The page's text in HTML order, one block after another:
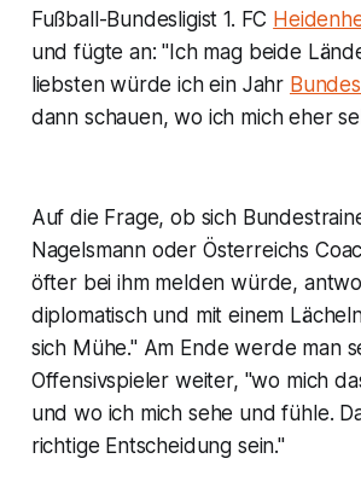
Fußball-Bundesligist 1. FC
und fügte an: "Ich mag beide
liebsten würde ich ein Jahr
dann schauen, wo ich mich eher
Auf die Frage, ob sich
Nagelsmann oder Österreichs
öfter bei ihm melden würde,
diplomatisch und mit einem
sich Mühe." Am Ende werde man
Offensivspieler weiter, "wo mich
und wo ich mich sehe und fühle.
richtige Entscheidung sein."